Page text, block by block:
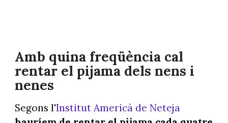
Amb quina freqüència cal
rentar el pijama dels nens i
nenes
Segons l'Institut Americà de Neteja